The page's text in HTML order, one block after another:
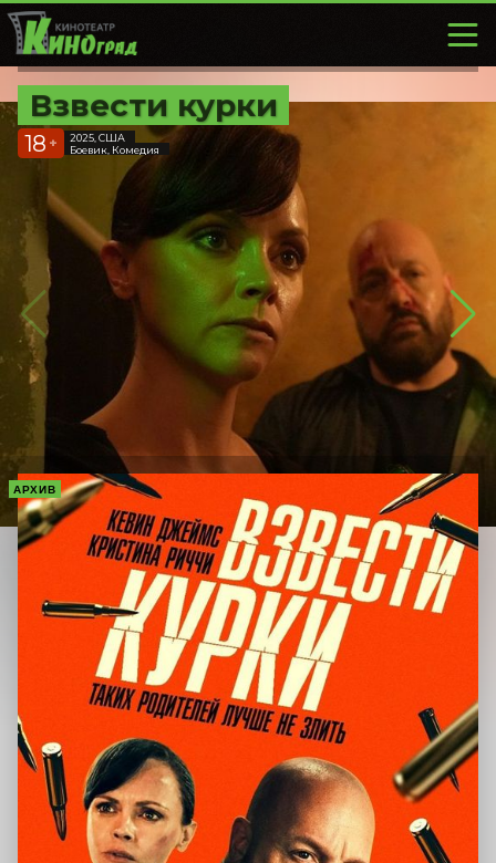
Взвести курки
18 +
2025, США
Боевик, Комедия
АРХИВ